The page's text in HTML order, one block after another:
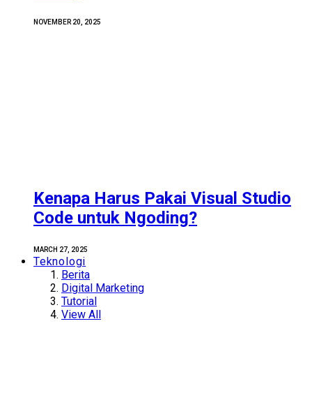
NOVEMBER 20, 2025
Kenapa Harus Pakai Visual Studio
Code untuk Ngoding?
MARCH 27, 2025
Teknologi
Berita
Digital Marketing
Tutorial
View All